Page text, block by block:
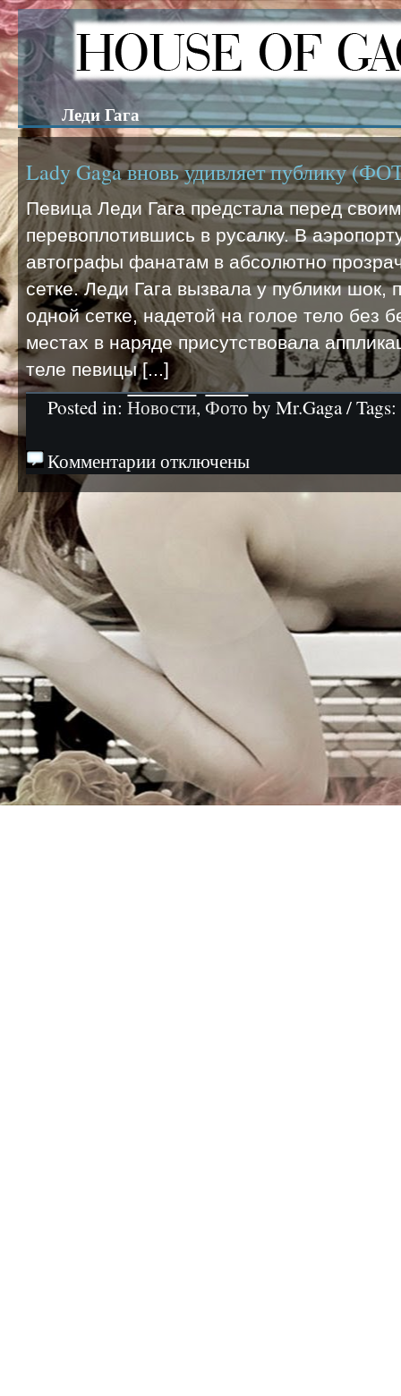
Леди Гага
Lady Gaga вновь удивляет публику
Певица Леди Гага предстала перед
перевоплотившись в русалку. В
автографы фанатам в абсолютно
сетке. Леди Гага вызвала у публики шок,
одной сетке, надетой на голое тело без
местах в наряде присутствовала
теле певицы [...]
Posted in:Новости,Фото by Mr.Gaga / Tags:
Комментарии отключены